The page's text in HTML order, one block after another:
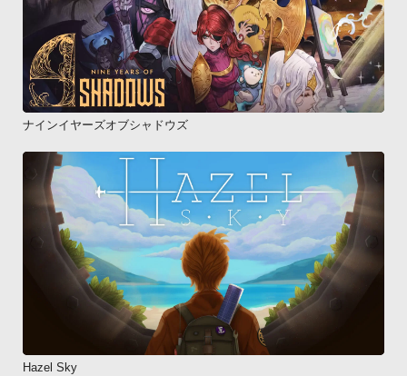
ナインイヤーズオブシャドウズ
Hazel Sky